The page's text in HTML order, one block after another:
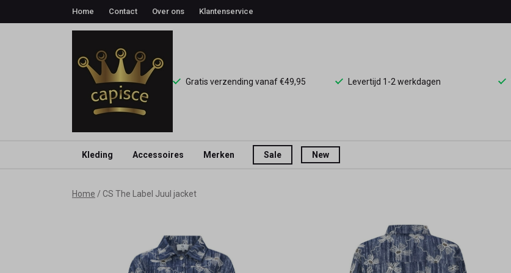
Home Contact Over ons Klantenservice
Gratis verzending vanaf €49,95 Levertijd 1-2 werkdagen
Kleding Accessoires Merken Sale New
Home CS The Label Juul jacket